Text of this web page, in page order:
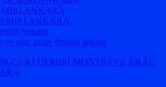
ANKARA
ANKARA
Ankara
ve araç proje firması ankara